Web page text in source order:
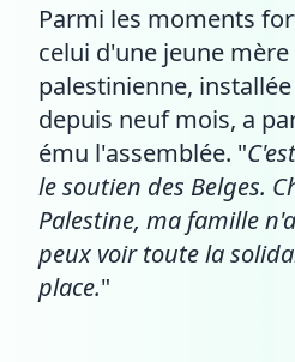
Parmi les moments
celui d'une jeune
palestinienne,
depuis neuf mois, a
ému l'assemblée. "
le soutien des Belges.
Palestine, ma famille
peux voir toute la
place."